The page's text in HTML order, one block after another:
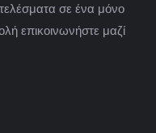
σε ένα μόνο
επικοινωνήστε μαζί